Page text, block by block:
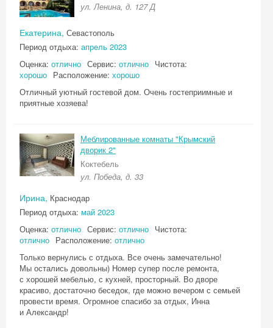
ул. Ленина, д. 127 Д
Екатерина, Севастополь
Период отдыха: апрель 2023
Оценка: отлично Сервис: отлично Чистота:
хорошо Расположение: хорошо
Отличный уютный гостевой дом. Очень гостеприимные и
приятные хозяева!
Меблированные комнаты "Крымский
дворик 2"
Коктебель
ул. Победа, д. 33
Ирина, Краснодар
Период отдыха: май 2023
Оценка: отлично Сервис: отлично Чистота:
отлично Расположение: отлично
Только вернулись с отдыха. Все очень замечательно!
Мы остались довольны) Номер супер после ремонта,
с хорошей мебелью, с кухней, просторный. Во дворе
красиво, достаточно беседок, где можно вечером с семьей
провести время. Огромное спасибо за отдых, Инна
и Александр!